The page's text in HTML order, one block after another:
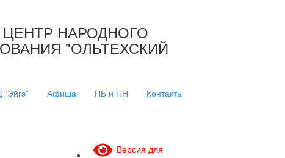
НАРОДНОГО
"ОЛЬТЕХСКИЙ
Афиша ПБ и ПН Контакты
Версия для